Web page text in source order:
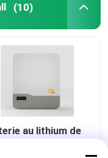
(10)
au lithium de